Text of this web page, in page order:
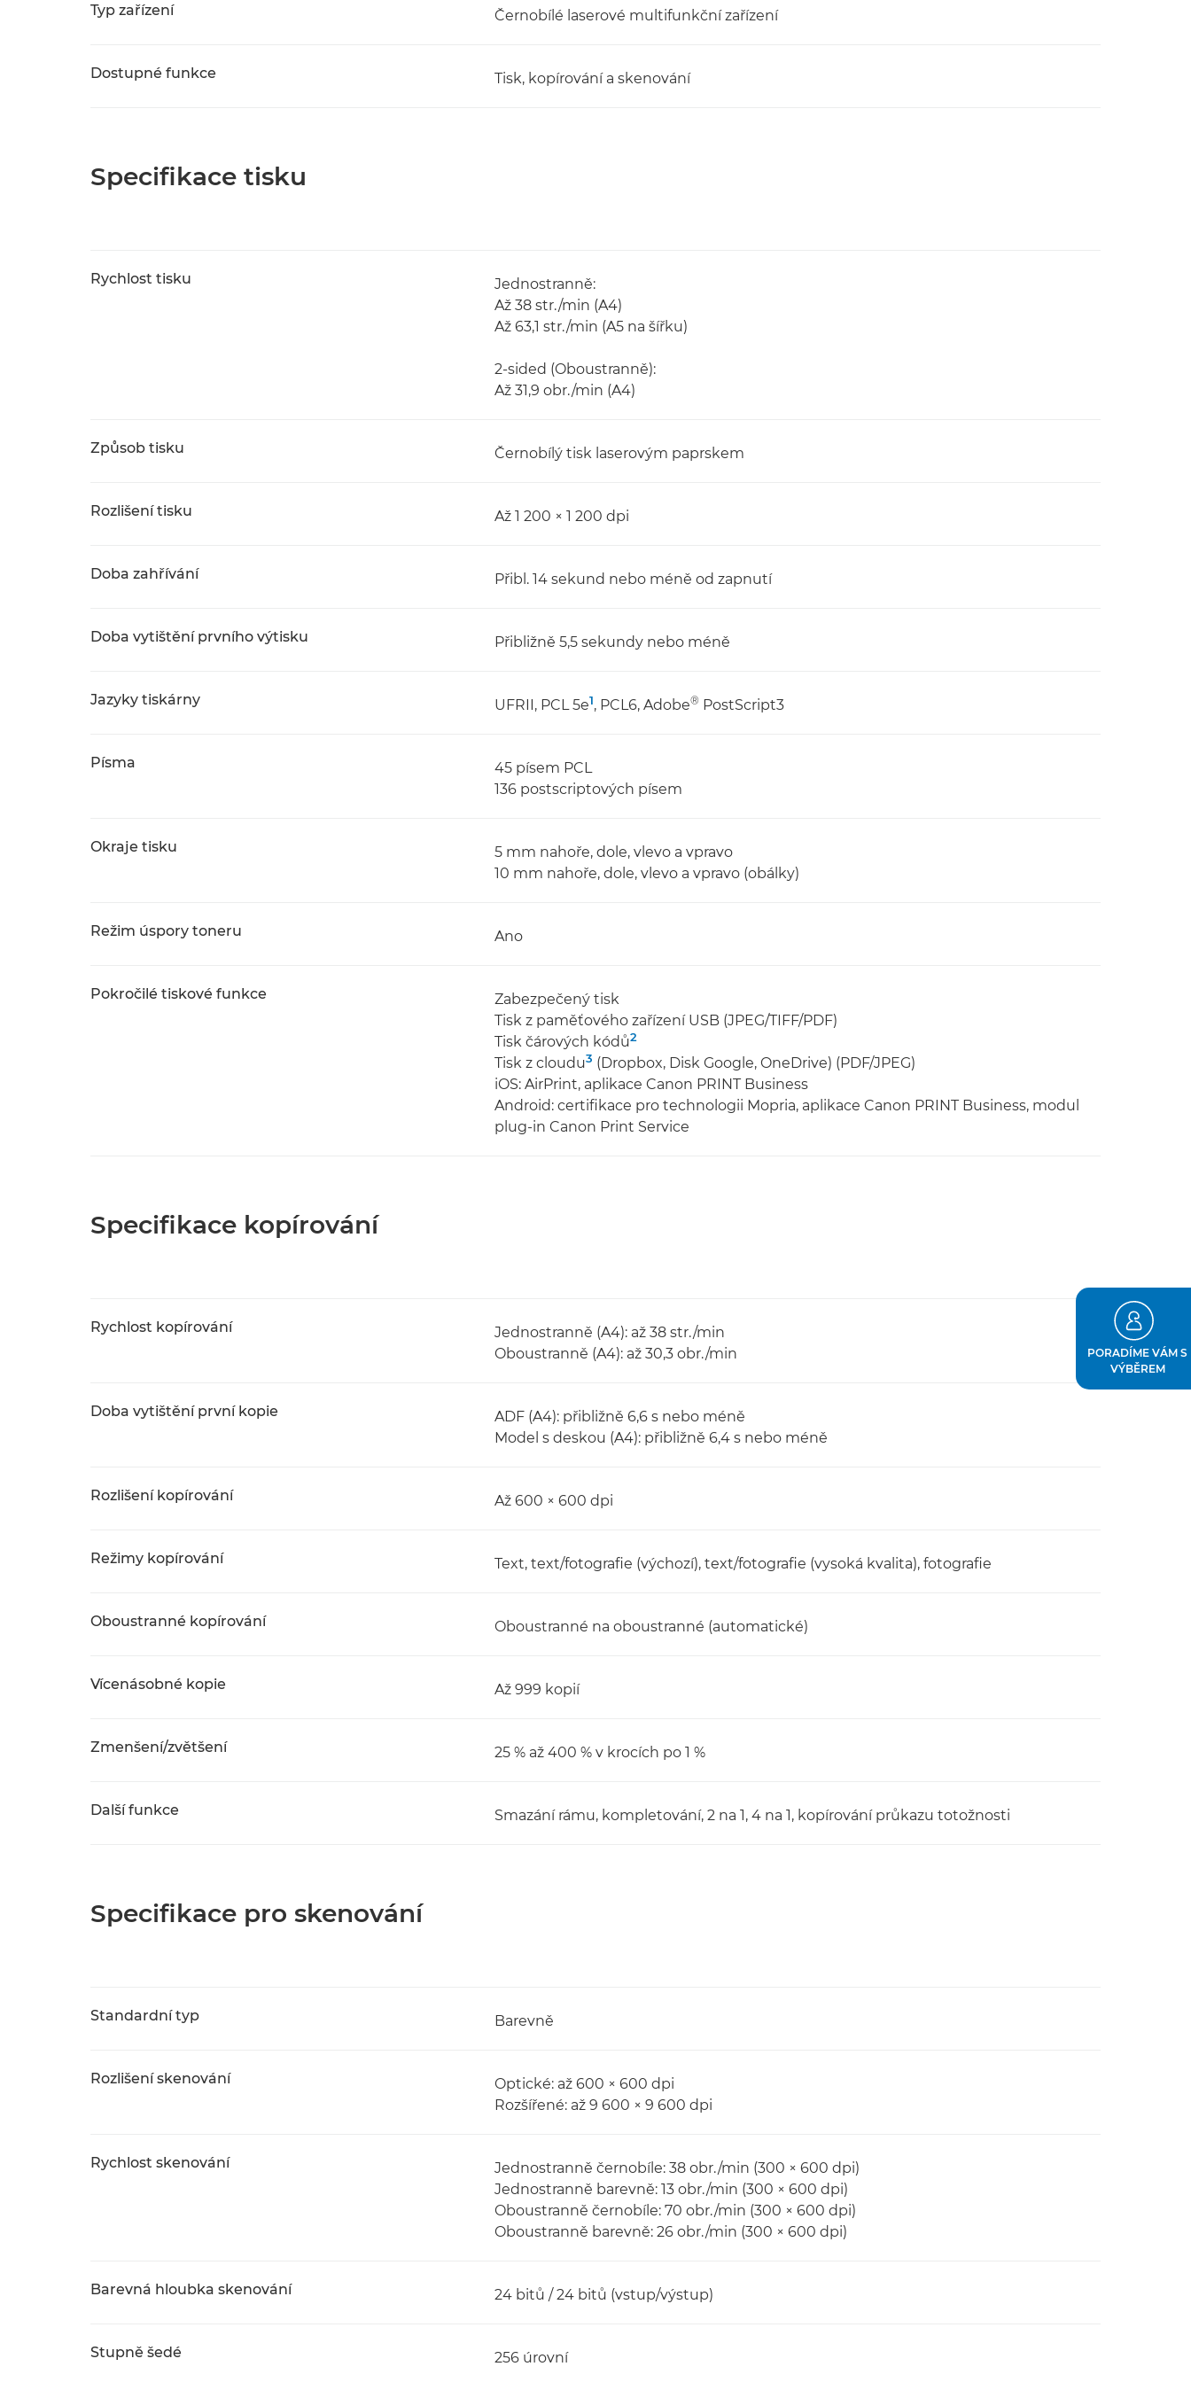
Typ zařízení Černobílé laserové multifunkční zařízení
Dostupné funkce Tisk, kopírování a skenování
Specifikace tisku
Rychlost tisku
Jednostranně:
Až 38 str./min (A4)
Až 63,1 str./min (A5 na šířku)
2-sided (Oboustranně):
Až 31,9 obr./min (A4)
Způsob tisku Černobílý tisk laserovým paprskem
Rozlišení tisku Až 1 200 × 1 200 dpi
Doba zahřívání Přibl. 14 sekund nebo méně od zapnutí
Doba vytištění prvního výtisku Přibližně 5,5 sekundy nebo méně
Jazyky tiskárny UFRII, PCL 5e1, PCL6, Adobe® PostScript3
Písma
45 písem PCL
136 postscriptových písem
Okraje tisku
5 mm nahoře, dole, vlevo a vpravo
10 mm nahoře, dole, vlevo a vpravo (obálky)
Režim úspory toneru Ano
Pokročilé tiskové funkce
Zabezpečený tisk
Tisk z paměťového zařízení USB (JPEG/TIFF/PDF)
Tisk čárových kódů2
Tisk z cloudu3 (Dropbox, Disk Google, OneDrive) (PDF/JPEG)
iOS: AirPrint, aplikace Canon PRINT Business
Android: certifikace pro technologii Mopria, aplikace Canon PRINT Business, modul
plug-in Canon Print Service
Specifikace kopírování
Rychlost kopírování
Jednostranně (A4): až 38 str./min
Oboustranně (A4): až 30,3 obr./min
Doba vytištění první kopie
ADF (A4): přibližně 6,6 s nebo méně
Model s deskou (A4): přibližně 6,4 s nebo méně
Rozlišení kopírování Až 600 × 600 dpi
Režimy kopírování Text, text/fotografie (výchozí), text/fotografie (vysoká kvalita), fotografie
Oboustranné kopírování Oboustranné na oboustranné (automatické)
Vícenásobné kopie Až 999 kopií
Zmenšení/zvětšení 25 % až 400 % v krocích po 1 %
Další funkce Smazání rámu, kompletování, 2 na 1, 4 na 1, kopírování průkazu totožnosti
Specifikace pro skenování
Standardní typ Barevně
Rozlišení skenování
Optické: až 600 × 600 dpi
Rozšířené: až 9 600 × 9 600 dpi
Rychlost skenování
Jednostranně černobíle: 38 obr./min (300 × 600 dpi)
Jednostranně barevně: 13 obr./min (300 × 600 dpi)
Oboustranně černobíle: 70 obr./min (300 × 600 dpi)
Oboustranně barevně: 26 obr./min (300 × 600 dpi)
Barevná hloubka skenování 24 bitů / 24 bitů (vstup/výstup)
Stupně šedé 256 úrovní
PORADÍME VÁM S
VÝBĚREM